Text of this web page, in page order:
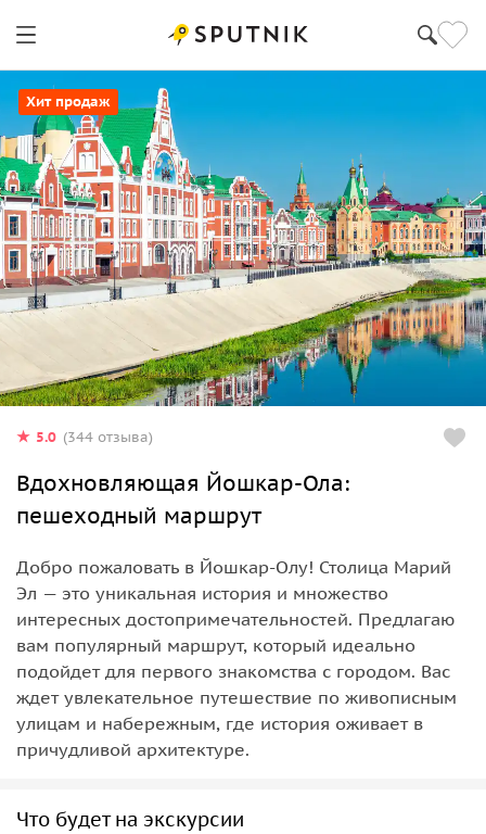
Хит продаж
5.0 (344 отзыва)
Вдохновляющая Йошкар-Ола:
пешеходный маршрут
Добро пожаловать в Йошкар-Олу! Столица Марий
Эл — это уникальная история и множество
интересных достопримечательностей. Предлагаю
вам популярный маршрут, который идеально
подойдет для первого знакомства с городом. Вас
ждет увлекательное путешествие по живописным
улицам и набережным, где история оживает в
причудливой архитектуре.
Что будет на экскурсии